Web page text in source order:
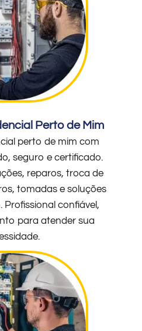
Perto de Mim
perto de mim com
seguro e certificado.
reparos, troca de
tomadas e soluções
Profissional confiável,
para atender sua